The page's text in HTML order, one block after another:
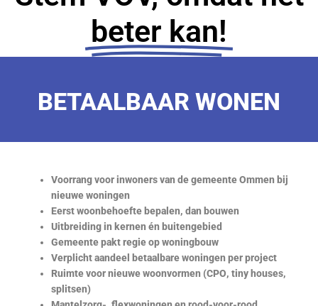
beter kan!
BETAALBAAR WONEN
Voorrang voor inwoners van de gemeente Ommen bij
nieuwe woningen
Eerst woonbehoefte bepalen, dan bouwen
Uitbreiding in kernen én buitengebied
Gemeente pakt regie op woningbouw
Verplicht aandeel betaalbare woningen per project
Ruimte voor nieuwe woonvormen (CPO, tiny houses,
splitsen)